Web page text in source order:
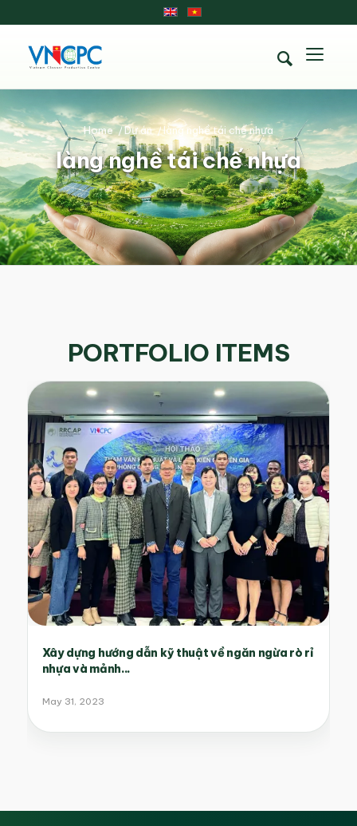
làng nghề tái chế nhựa
Home /Dự án /làng nghề tái chế nhựa
PORTFOLIO ITEMS
Xây dựng hướng dẫn kỹ thuật về ngăn ngừa rò rỉ
nhựa và mảnh...
May 31, 2023